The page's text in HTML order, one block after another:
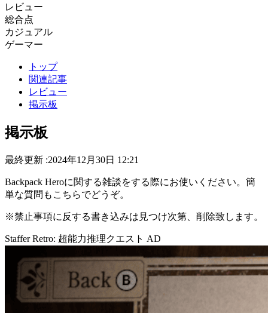
レビュー
総合点
カジュアル
ゲーマー
トップ
関連記事
レビュー
掲示板
掲示板
最終更新 :2024年12月30日 12:21
Backpack Heroに関する雑談をする際にお使いください。簡
単な質問もこちらでどうぞ。
※禁止事項に反する書き込みは見つけ次第、削除致します。
Staffer Retro: 超能力推理クエスト AD